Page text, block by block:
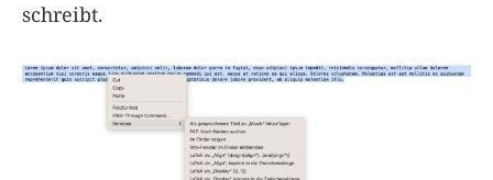
schreibt.